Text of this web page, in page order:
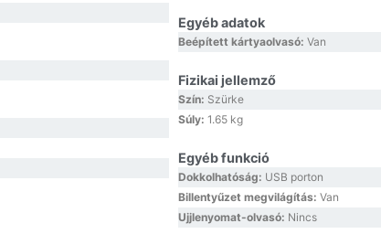
Egyéb adatok
Beépített kártyaolvasó: Van
Fizikai jellemző
Szín: Szürke
Súly: 1.65 kg
Egyéb funkció
Dokkolhatóság: USB porton
Billentyűzet megvilágítás: Van
Ujjlenyomat-olvasó: Nincs